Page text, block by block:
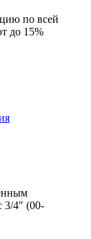
по всей
до 15%
3/4" (00-